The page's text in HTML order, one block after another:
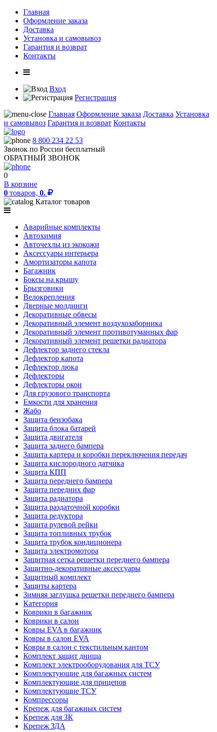
Главная
Оформление заказа
Доставка
Установка и самовывоз
Гарантия и возврат
Контакты
Вход
Регистрация
Главная Оформление заказа Доставка Установка
и самовывоз Гарантия и возврат Контакты
8 800 234 22 53
Звонок по России бесплатный
ОБРАТНЫЙ ЗВОНОК
0
В корзине
0 товаров, 0.
Каталог товаров
Аварийные комплекты
Автохимия
Авточехлы из экокожи
Аксессуары интерьера
Амортизаторы капота
Багажник
Боксы на крышу
Брызговики
Велокрепления
Дверные молдинги
Декоративные обвесы
Декоративный элемент воздухозаборника
Декоративный элемент противотуманных фар
Декоративный элемент решетки радиатора
Дефлектор заднего стекла
Дефлектор капота
Дефлектор люка
Дефлекторы
Дефлекторы окон
Для грузового транспорта
Емкости для хранения
Жабо
Защита бензобака
Защита блока батарей
Защита двигателя
Защита заднего бампера
Защита картера и коробки переключения передач
Защита кислородного датчика
Защита КПП
Защита переднего бампера
Защита передних фар
Защита радиатора
Защита раздаточной коробки
Защита редуктора
Защита рулевой рейки
Защита топливных трубок
Защита трубок кондиционера
Защита электромотора
Защитная сетка решетки переднего бампера
Защитно-декоративные аксессуары
Защитный комплект
Защиты картера
Зимняя заглушка решетки переднего бампера
Категория
Коврики в багажник
Коврики в салон
Ковры EVA в багажник
Ковры в салон EVA
Ковры в салон с текстильным кантом
Комплект защит днища
Комплект электрооборудования для ТСУ
Комплектующие для багажных систем
Комплектующие для прицепов
Комплектующие ТСУ
Компрессоры
Крепеж для багажных систем
Крепеж для ЗК
Крепеж ЗДА